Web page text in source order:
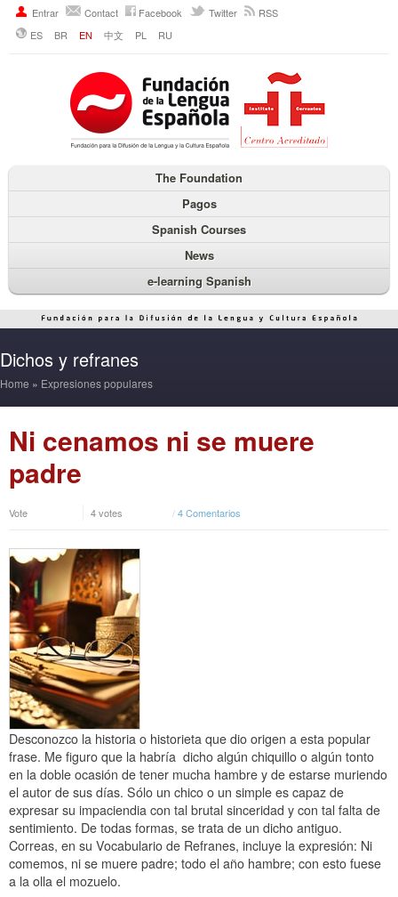
Entrar Contact Facebook Twitter
RSS
ES
BR EN 中文 PL RU
The Foundation
Pagos
Spanish Courses
News
e-learning Spanish
Dichos y refranes
Home » Expresiones populares
Ni cenamos ni se muere
padre
Vote 4 votes /4 Comentarios
Desconozco la historia o historieta que dio origen a esta popular
frase. Me figuro que la habría dicho algún chiquillo o algún tonto
en la doble ocasión de tener mucha hambre y de estarse muriendo
el autor de sus días. Sólo un chico o un simple es capaz de
expresar su impaciendia con tal brutal sinceridad y con tal falta de
sentimiento. De todas formas, se trata de un dicho antiguo.
Correas, en su Vocabulario de Refranes, incluye la expresión: Ni
comemos, ni se muere padre; todo el año hambre; con esto fuese
a la olla el mozuelo.